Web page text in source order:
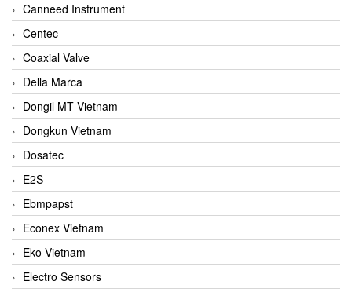
Canneed Instrument
Centec
Coaxial Valve
Della Marca
Dongil MT Vietnam
Dongkun Vietnam
Dosatec
E2S
Ebmpapst
Econex Vietnam
Eko Vietnam
Electro Sensors